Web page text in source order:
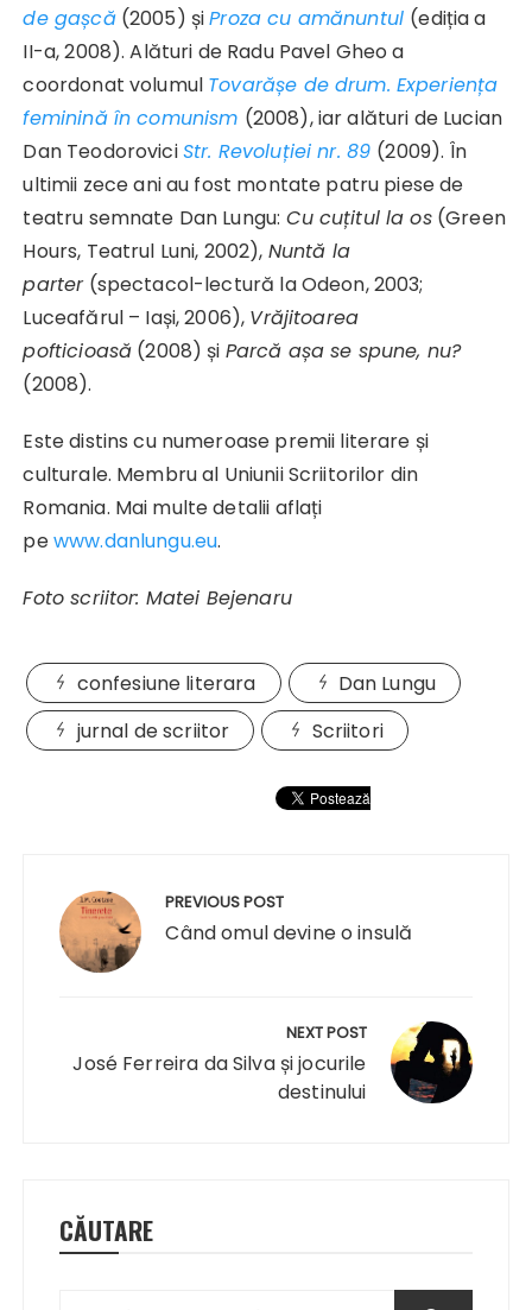
de gașcă(2005) șiProza cu amănuntul (ediția a
II-a, 2008). Alături de Radu Pavel Gheo a
coordonat volumul Tovarășe de drum. Experiența
feminină în comunism (2008), iar alături de Lucian
Dan TeodoroviciStr. Revoluției nr. 89 (2009). În
ultimii zece ani au fost montate patru piese de
teatru semnate Dan Lungu: Cu cuțitul la os(Green
Hours, Teatrul Luni, 2002), Nuntă la
parter(spectacol-lectură la Odeon, 2003;
Luceafărul – Iași, 2006), Vrăjitoarea
pofticioasă (2008) și Parcă așa se spune, nu?
(2008).
Este distins cu numeroase premii literare și
culturale. Membru al Uniunii Scriitorilor din
Romania. Mai multe detalii aflați
pewww.danlungu.eu.
Foto scriitor: Matei Bejenaru
confesiune literara
Dan Lungu
jurnal de scriitor
Scriitori
articole
PREVIOUS POST
Când omul devine o insulă
NEXT POST
José Ferreira da Silva și jocurile
destinului
CĂUTARE